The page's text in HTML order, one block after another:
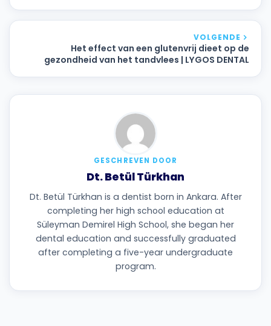
VOLGENDE
Het effect van een glutenvrij dieet op de
gezondheid van het tandvlees | LYGOS DENTAL
GESCHREVEN DOOR
Dt. Betül Türkhan
Dt. Betül Türkhan is a dentist born in Ankara. After
completing her high school education at
Süleyman Demirel High School, she began her
dental education and successfully graduated
after completing a five-year undergraduate
program.